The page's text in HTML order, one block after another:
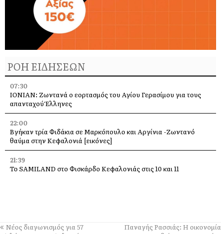
ΡΟΗ ΕΙΔΗΣΕΩΝ
07:30
IONIAN: Ζωντανά o εορτασμός του Αγίου Γερασίμου για τους
απανταχού Έλληνες
22:00
Βγήκαν τρία Φιδάκια σε Μαρκόπουλο και Αργίνια -Ζωντανό
θαύμα στην Κεφαλονιά [εικόνες]
21:39
Το SAMILAND στο Φισκάρδο Κεφαλονιάς στις 10 και 11
Νέος διαγωνισμός για 57
Παναγής Ρασσιάς: Η οικονομία